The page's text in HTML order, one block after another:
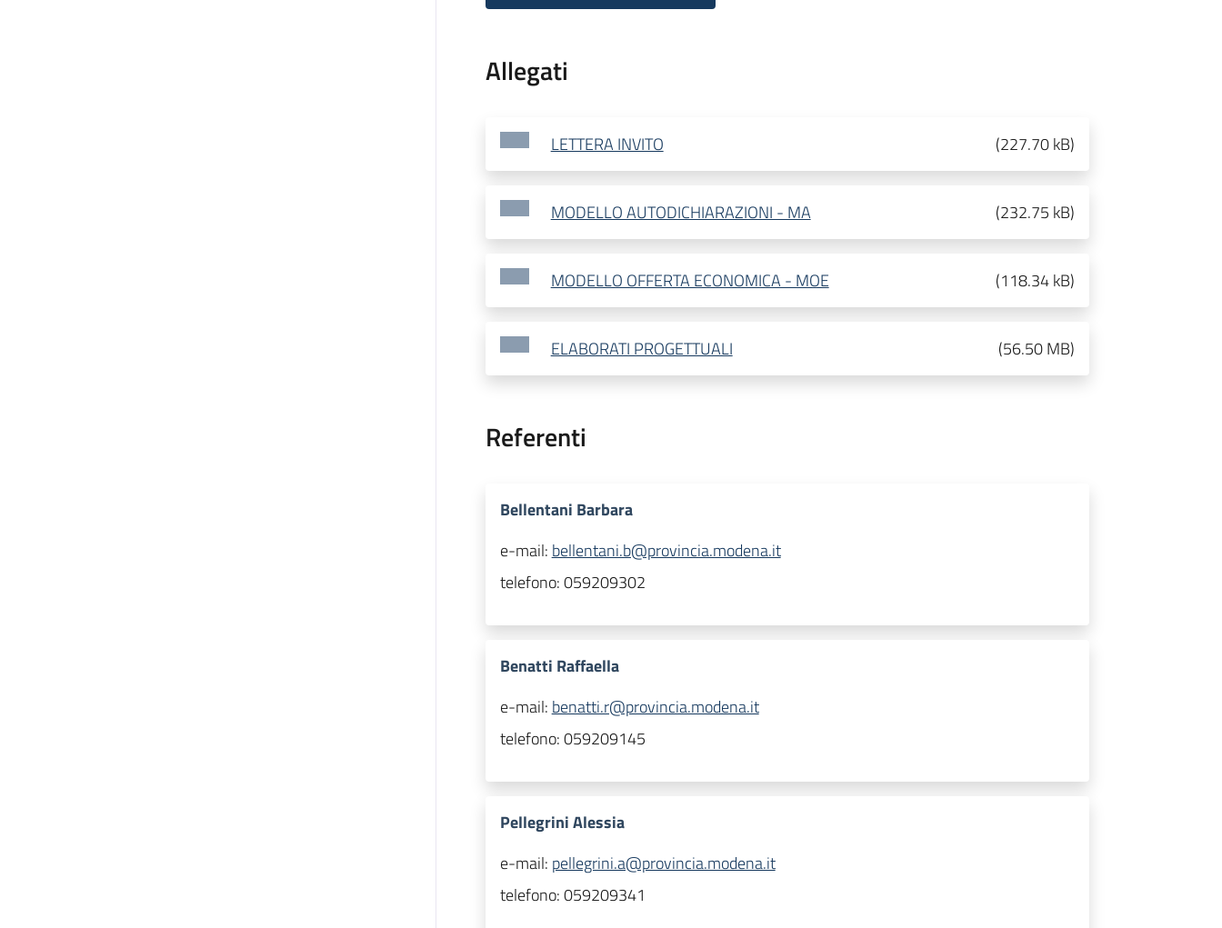
Allegati
LETTERA INVITO (227.70 kB)
MODELLO AUTODICHIARAZIONI - MA (232.75 kB)
MODELLO OFFERTA ECONOMICA - MOE (118.34 kB)
ELABORATI PROGETTUALI (56.50 MB)
Referenti
Bellentani Barbara
e-mail: bellentani.b@provincia.modena.it
telefono:059209302
Benatti Raffaella
e-mail: benatti.r@provincia.modena.it
telefono:059209145
Pellegrini Alessia
e-mail: pellegrini.a@provincia.modena.it
telefono:059209341